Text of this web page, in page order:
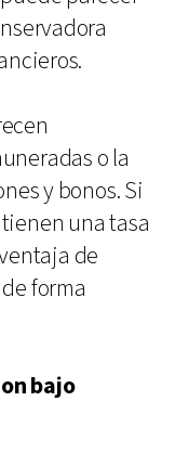
o la
y bonos. Si
una tasa
de
forma
bajo